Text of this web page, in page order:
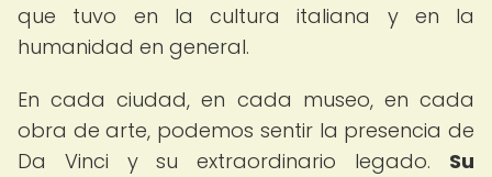
que tuvo en la cultura italiana y en la
humanidad en general.
En cada ciudad, en cada museo, en cada
obra de arte, podemos sentir la presencia de
Da Vinci y su extraordinario legado. Su